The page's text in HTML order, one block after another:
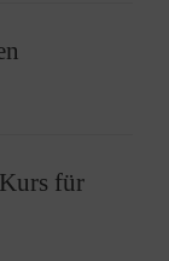
Kurs ist
erhalten
müssen
für